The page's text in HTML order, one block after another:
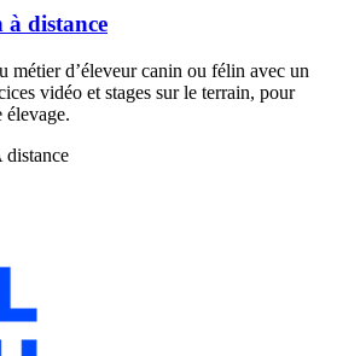
à distance
métier d’éleveur canin ou félin avec un
vidéo et stages sur le terrain, pour
élevage.
distance